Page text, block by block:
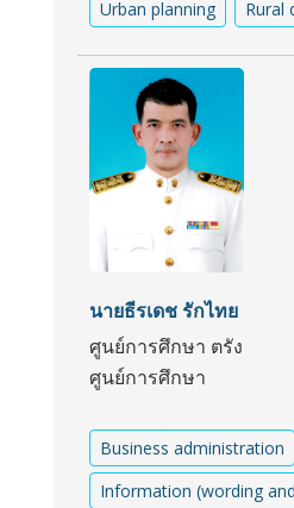
Urban planning
Rural
นายธีรเดช รักไทย
ศูนย์การศึกษา ตรัง
ศูนย์การศึกษา
Business administration
Information (wording